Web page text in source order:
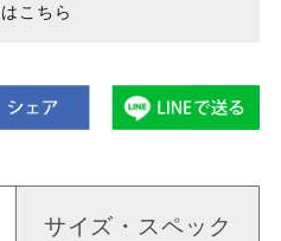
はこちら
サイズ・スペック